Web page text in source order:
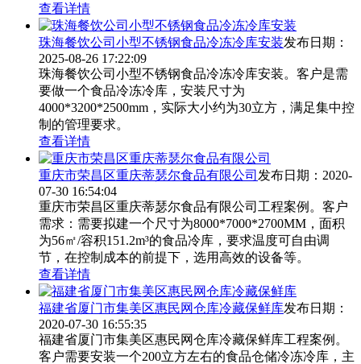
查看详情
珠海餐饮公司小型不锈钢食品冷冻冷库安装发布日期：
2025-08-26 17:22:09
珠海餐饮公司小型不锈钢食品冷冻冷库安装。客户是需
要做一个食品冷冻冷库，安装尺寸为
4000*3200*2500mm，实际大小约为30立方，满足集中控
制的管理要求。
查看详情
重庆市荣昌区重庆蒂瑟尔食品有限公司 发布日期：2020-
07-30 16:54:04
重庆市荣昌区重庆蒂瑟尔食品有限公司工程案例。客户
需求：需要拟建一个尺寸为8000*7000*2700MM，面积
为56㎡/容积151.2m³的食品冷库，要求温度可自由调
节，在控制成本的前提下，选用高效的设备等。
查看详情
福建省厦门市集美区惠民网仓库冷藏保鲜库发布日期：
2020-07-30 16:55:35
福建省厦门市集美区惠民网仓库冷藏保鲜库工程案例。
客户需要安装一个200立方左右的食品仓储冷冻冷库，主